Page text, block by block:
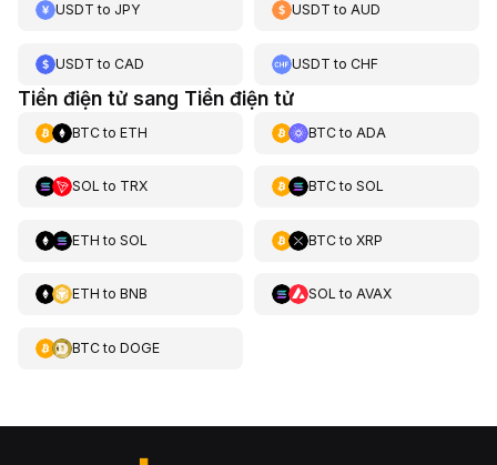
USDT to JPY USDT toAUD
USDT to CAD USDT toCHF
Tiền điện tử sang Tiền điện tử
BTCto ETH BTCto ADA
SOL to TRX BTCto SOL
ETH to SOL BTCto XRP
ETH to BNB SOL to AVAX
BTCto DOGE